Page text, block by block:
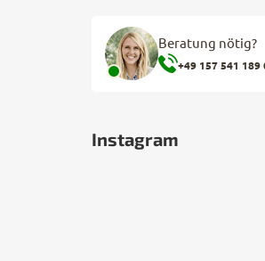
Beratung nötig?
+49 157 541 189
Instagram